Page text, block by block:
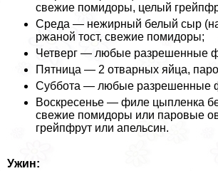
свежие помидоры, целый
Среда — нежирный белый сыр
ржаной тост, свежие помидоры;
Четверг — любые разрешенные
Пятница — 2 отварных яйца,
Суббота — любые разрешенные
Воскресенье — филе цыпленка
свежие помидоры или паровые
грейпфрут или апельсин.
Ужин: